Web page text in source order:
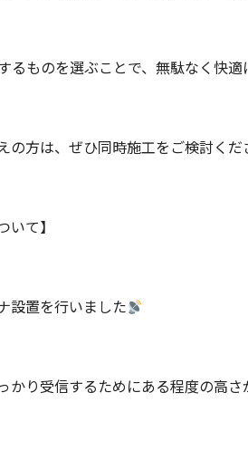
るものを選ぶことで、無駄なく快
の方は、ぜひ同時施工をご検討くだ
いて】
設置を行いました
り受信するためにある程度の高さ